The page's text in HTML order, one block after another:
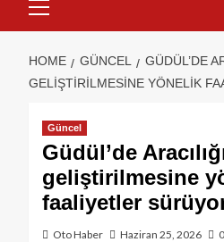
HOME GÜNCEL
GÜDÜL’DE
GELIŞTIRILMESINE YÖNELIK
Güncel
Güdül’de
geliştirilmesine
faaliyetler
Oto Haber Haziran 25, 2026 0